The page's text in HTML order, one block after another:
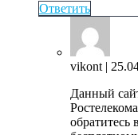
Ответить
vikont |
Данный
обратитесь